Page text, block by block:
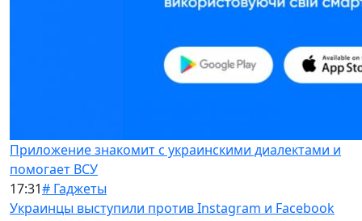
Приложение знакомит с украинскими диалектами и
помогает ВСУ
17:31# Гаджеты
Украинцы выступили против Instagram и Facebook